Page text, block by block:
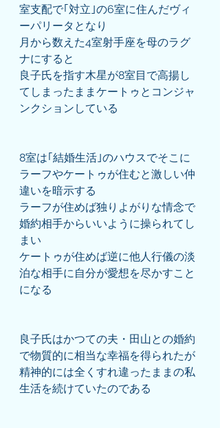
室支配で｢対立｣の6室に住んだヴィ
ーパリータとなり
月から数えた4室射手座を母のラグ
ナにすると
良子氏を指す木星が8室目で高揚し
てしまったままケートゥとコンジャ
ンクションしている
8室は｢結婚生活｣のハウスでそこに
ラーフやケートゥが住むと激しい仲
違いを暗示する
ラーフが住めば独りよがりな情念で
婚約相手からいいように操られてし
まい
ケートゥが住めば逆に他人行儀の淡
泊な相手に自分が愛想を尽かすこと
になる
良子氏はかつての夫・田山との婚約
で物質的に相当な幸福を得られたが
精神的には全くすれ違ったままの私
生活を続けていたのである